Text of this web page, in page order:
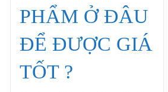
PHẨM Ở ĐÂU
ĐỂ ĐƯỢC GIÁ
TỐT ?